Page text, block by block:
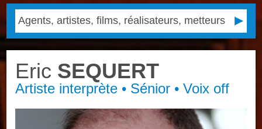
Eric SEQUERT
Artiste interprète • Sénior • Voix off